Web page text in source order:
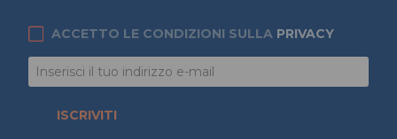
ACCETTO LE CONDIZIONI SULLA PRIVACY
ISCRIVITI